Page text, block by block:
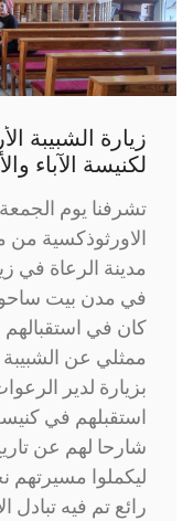
زيارة الشبيبة
لكنيسة الآباء
الاورثوذكسية من
مدينة الرعاة في
في مدن بيت
كان في
ممثلي عن
بزيارة لدير
استقبلهم في كنيسة
شارحا لهم عن
ليكملوا مسيرتهم
رائع تم فيه تبادل